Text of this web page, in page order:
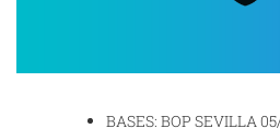
BASES: BOP SEVILLA